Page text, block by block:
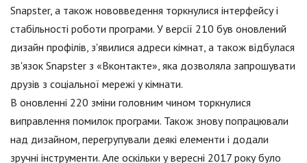
Snapster, а також нововведення торкнулися інтерфейсу і
стабільності роботи програми. У версії 210 був оновлений
дизайн профілів, з'явилися адреси кімнат, а також відбулася
зв'язок Snapster з «Вконтакте», яка дозволяла запрошувати
друзів з соціальної мережі у кімнати.
В оновленні 220 зміни головним чином торкнулися
виправлення помилок програми. Також знову попрацювали
над дизайном, перегрупували деякі елементи і додали
зручні інструменти. Але оскільки у вересні 2017 року було